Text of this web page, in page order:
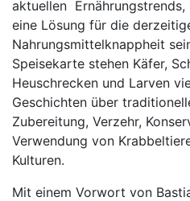
aktuellen
eine Lösung für die
Nahrungsmittelknappheit
Speisekarte stehen Käfer,
Heuschrecken und Larven
Geschichten über
Zubereitung, Verzehr,
Verwendung von
Kulturen.
Mit einem Vorwort von